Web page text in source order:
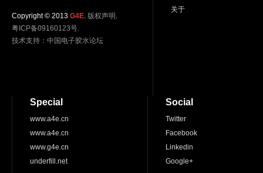
Copyright © 2013 G4E. 版权声明 .
粤ICP备09160123号.
技术支持： 中国电子胶水论坛
关于
Special
www.a4e.cn
www.a4e.cn
www.g4e.cn
underfill.net
Social
Twitter
Facebook
Linkedin
Google+